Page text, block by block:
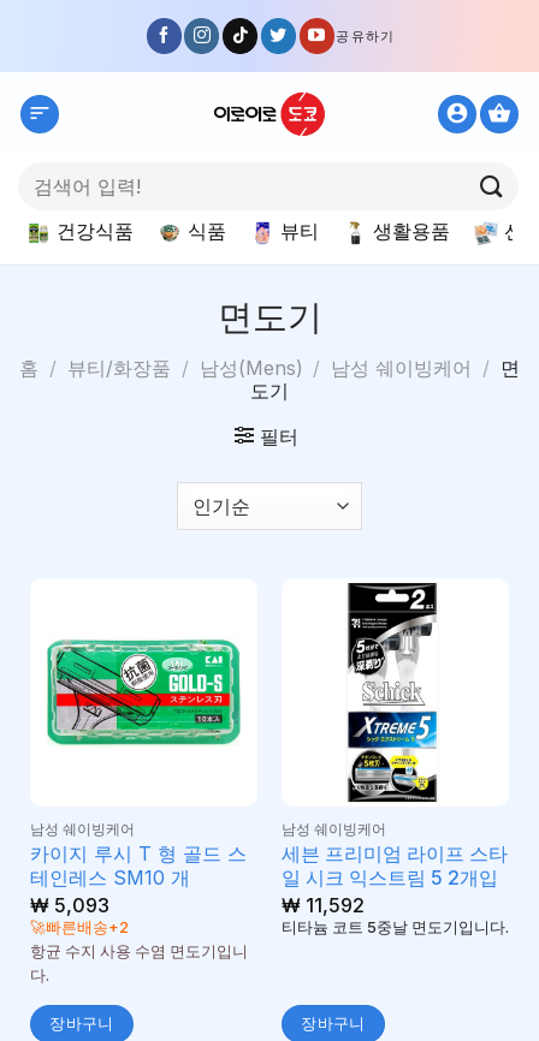
content
공유하기
색:
건강식품 식품 뷰티 생활용품 선
면도기
홈 / 뷰티/화장품 / 남성(Mens) / 남성 쉐이빙케어 / 면
도기
필터
남성 쉐이빙케어
카이지 루시 T 형 골드 스
테인레스 SM10 개
₩5,093
🚀빠른배송+2
항균 수지 사용 수염 면도기입니
다.
장바구니
남성 쉐이빙케어
세븐 프리미엄 라이프 스타
일 시크 익스트림 5 2개입
₩11,592
티타늄 코트 5중날 면도기입니다.
장바구니